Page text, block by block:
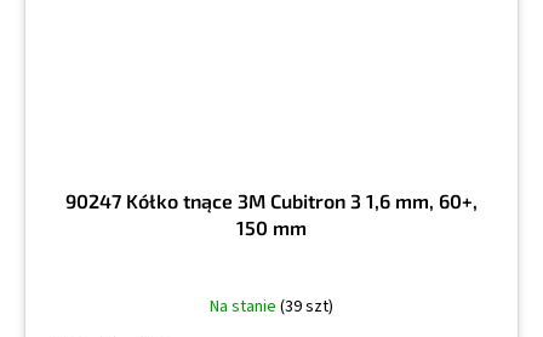
90247 Kółko tnące 3M Cubitron 3 1,6 mm, 60+,
150 mm
Na stanie (39 szt)